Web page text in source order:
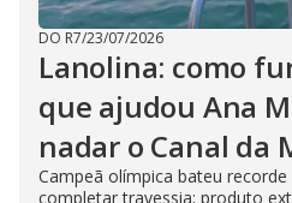
DO R7/23/07/2026
Lanolina: como
que ajudou Ana
nadar o Canal da
Campeã olímpica bateu
completar travessia; produto